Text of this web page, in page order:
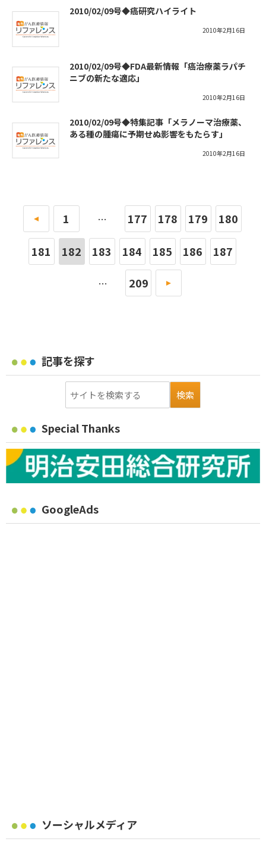
2010/02/09号◆癌研究ハイライト
2010年2月16日
2010/02/09号◆FDA最新情報「癌治療薬ラパチ
ニブの新たな適応」
2010年2月16日
2010/02/09号◆特集記事「メラノーマ治療薬、
ある種の腫瘍に予期せぬ影響をもたらす」
2010年2月16日
« 1 … 177 178 179 180
181 182 183 184 185 186 187
… 209 »
記事を探す
Special Thanks
GoogleAds
ソーシャルメディア